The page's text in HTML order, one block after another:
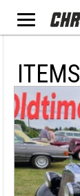
ITEMS